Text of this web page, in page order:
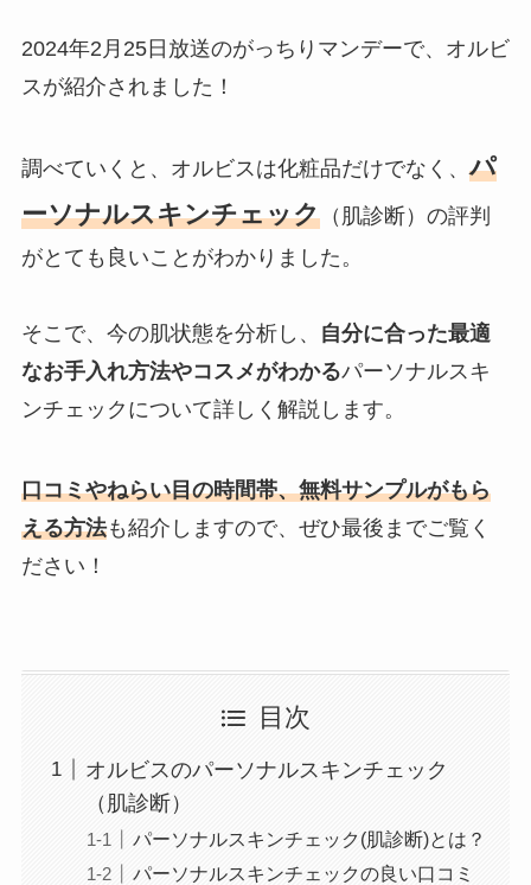
2024年2月25日放送のがっちりマンデーで、オルビ
スが紹介されました！
調べていくと、オルビスは化粧品だけでなく、パ
ーソナルスキンチェック（肌診断）の評判
がとても良いことがわかりました。
そこで、今の肌状態を分析し、
自分に合った最適
なお手入れ方法やコスメがわかるパーソナルスキ
ンチェックについて詳しく解説します。
口コミやねらい目の時間帯、無料サンプルがもら
える方法も紹介しますので、ぜひ最後までご覧く
ださい！
目次
オルビスのパーソナルスキンチェック
（肌診断）
パーソナルスキンチェック(肌診断)とは？
パーソナルスキンチェックの良い口コミ